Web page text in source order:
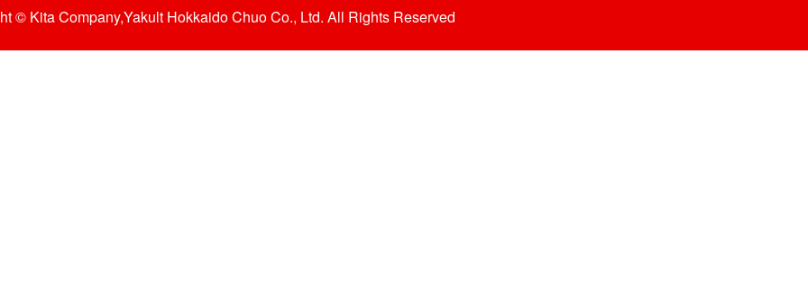
© Kita Company,Yakult Hokkaido Chuo Co., Ltd. All Rights Reserved